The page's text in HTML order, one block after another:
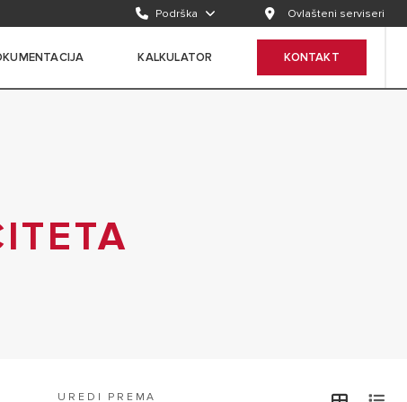
Podrška Ovlašteni serviseri
KALKULATOR KONTAKT
UREDI PREMA